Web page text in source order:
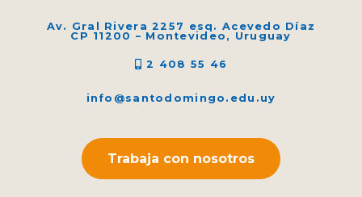
Av. Gral Rivera 2257 esq. Acevedo Díaz
CP 11200 – Montevideo, Uruguay
2 408 55 46
info@santodomingo.edu.uy
Trabaja con nosotros